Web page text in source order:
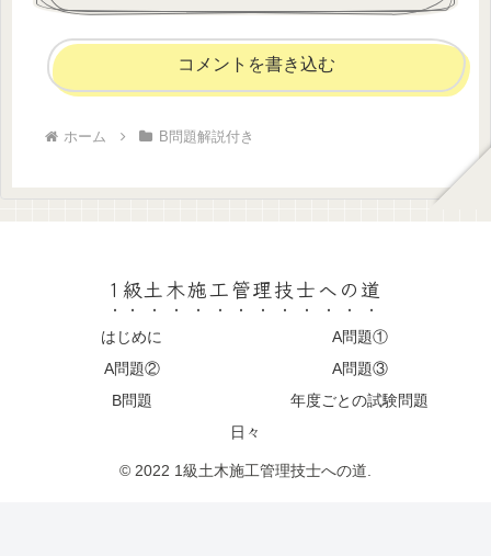
コメントを書き込む
ホーム B問題解説付き
1級土木施工管理技士への道
はじめに
A問題①
A問題②
A問題③
B問題
年度ごとの試験問題
日々
© 2022 1級土木施工管理技士への道.